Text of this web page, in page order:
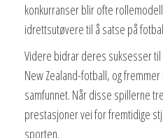
konkurranser blir ofte
idrettsutøvere til å satse på
Videre bidrar deres suksesser
New Zealand-fotball, og
samfunnet. Når disse spillerne
prestasjoner vei for fremtidige
sporten.